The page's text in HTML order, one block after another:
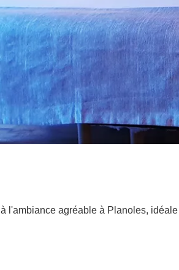
l'ambiance agréable à Planoles,